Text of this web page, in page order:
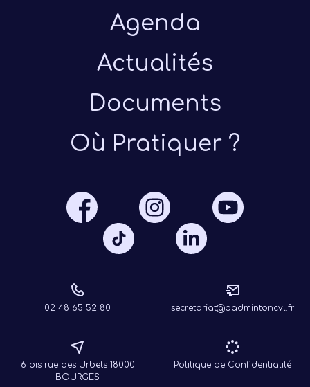
Agenda
Actualités
Documents
Où Pratiquer ?
02 48 65 52 80 secretariat@badmintoncvl.fr
6 bis rue des Urbets 18000
BOURGES
Politique de Confidentialité